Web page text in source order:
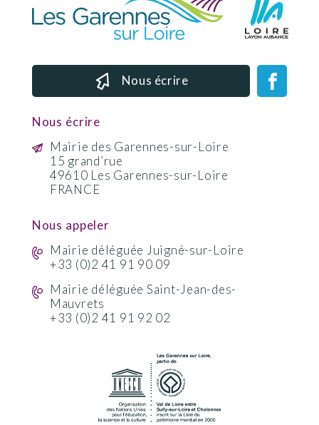
Nous écrire
Nous écrire
Mairie des Garennes-sur-Loire
15 grand’rue
49610 Les Garennes-sur-Loire
FRANCE
Nous appeler
Mairie déléguée Juigné-sur-Loire
+33 (0)2 41 91 90 09
Mairie déléguée Saint-Jean-des-
Mauvrets
+33 (0)2 41 91 92 02